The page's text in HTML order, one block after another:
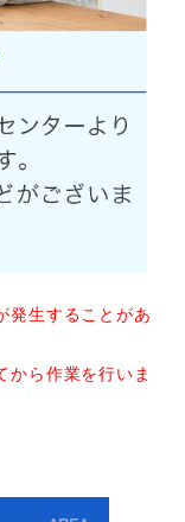
発生することがあ
から作業を行いま